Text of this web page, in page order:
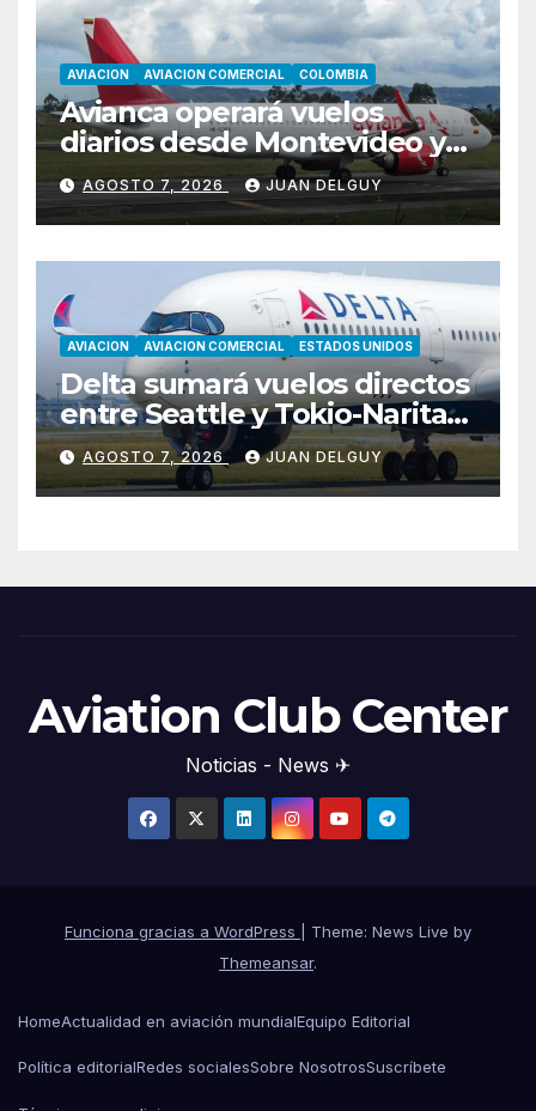
AVIACION AVIACION COMERCIAL COLOMBIA
Avianca operará vuelos
diarios desde Montevideo y
Asunción hacia Bogotá
AGOSTO 7, 2026 JUAN DELGUY
AVIACION AVIACION COMERCIAL ESTADOS UNIDOS
Delta sumará vuelos directos
entre Seattle y Tokio-Narita
desde marzo de 2027
AGOSTO 7, 2026 JUAN DELGUY
Aviation Club Center
Noticias - News ✈
Funciona gracias a WordPress
Theme: News Live by
Themeansar.
HomeActualidad en aviación mundialEquipo Editorial
Política editorialRedes socialesSobre NosotrosSuscríbete